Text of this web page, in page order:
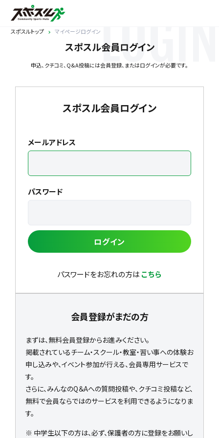
スポスルトップ マイページログイン
スポスル会員ログイン
申込、クチコミ、Q&A投稿には会員登録、またはログインが必要です。
LOGIN
スポスル会員ログイン
メールアドレス
パスワード
ログイン
パスワードをお忘れの方は こちら
会員登録がまだの方
まずは、無料会員登録からお進みください。
掲載されているチーム・スクール・教室・習い事への体験お
申し込みや、イベント参加が行える、会員専用サービスで
す。
さらに、みんなのQ＆Aへの質問投稿や、クチコミ投稿など、
無料で会員ならではのサービスを利用できるようになりま
す。
※ 中学生以下の方は、必ず、保護者の方に登録をお願いし